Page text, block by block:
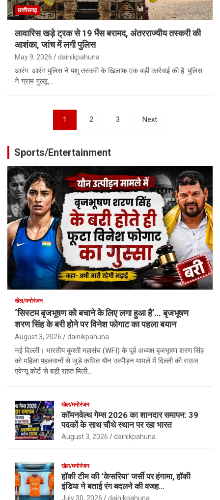
छत्तीसगढ़
लावारिस खड़े ट्रक से 19 भैंस बरामद, अंतरराज्यीय तस्करी की
आशंका, जांच में लगी पुलिस
May 9, 2026 dainikpahuna
आरंग. आरंग पुलिस ने पशु तस्करी के खिलाफ एक बड़ी कार्रवाई की है. पुलिस
ने ग्राम गुल्लू…
pagination
1 2 3 Next
Sports/Entertainment
खेल/मनोरंजन
‘सिस्टम बृजभूषण को बचाने के लिए लगा हुआ है’… बृजभूषण
शरण सिंह के बरी होने पर विनेश फोगाट का पहला बयान
August 3, 2026 dainikpahuna
नई दिल्ली। भारतीय कुश्ती महासंघ (WFI) के पूर्व अध्यक्ष बृजभूषण शरण सिंह
को महिला पहलवानों से जुड़े कथित यौन उत्पीड़न मामले में दिल्ली की राउज
एवेन्यू कोर्ट से बड़ी राहत मिली…
खेल/मनोरंजन
कॉमनवेल्थ गेम्स 2026 का शानदार समापन: 39
पदकों के साथ चौथे स्थान पर रहा भारत
August 3, 2026 dainikpahuna
खेल/मनोरंजन
हॉकी टीम की ‘केसरिया’ जर्सी पर हंगामा, हॉकी
इंडिया ने बताई रंग बदलने की वजह…
July 30, 2026 dainikpahuna